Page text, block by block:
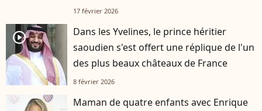
17 février 2026
player2
Dans les Yvelines, le prince héritier
saoudien s'est offert une réplique de l'un
des plus beaux châteaux de France
8 février 2026
Maman de quatre enfants avec Enrique